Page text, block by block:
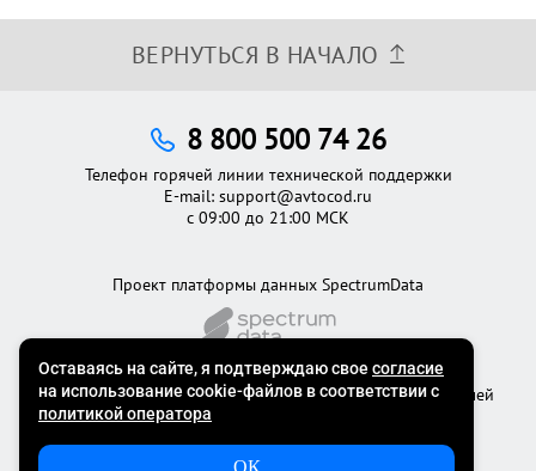
ВЕРНУТЬСЯ В НАЧАЛО
©2012 - 2026Официальный сервис проверки автомобилей
Проект платформы данных SpectrumData
8 800 500 74 26
Телефон горячей линии технической поддержки
E-mail: support@avtocod.ru
с 09:00 до 21:00 МСК